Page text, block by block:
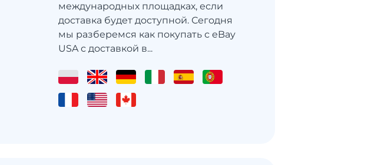
международных площадках, если
доставка будет доступной. Сегодня
мы разберемся как покупать с eBay
USA с доставкой в...